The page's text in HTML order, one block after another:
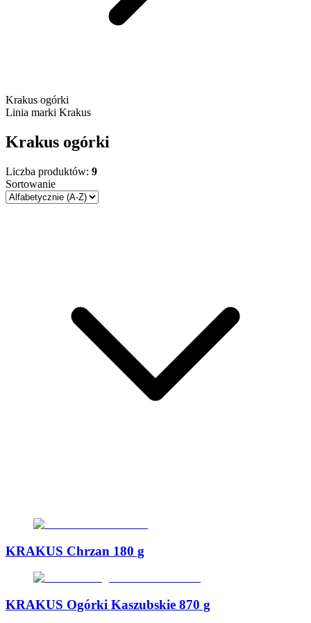
Krakus ogórki
Linia marki Krakus
Krakus ogórki
Liczba produktów: 9
Sortowanie
KRAKUS Chrzan 180 g
KRAKUS Ogórki Kaszubskie 870 g